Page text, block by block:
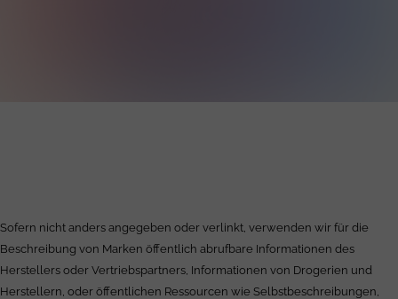
Sofern nicht anders angegeben oder verlinkt, verwenden wir für die
Beschreibung von Marken öffentlich abrufbare Informationen des
Herstellers oder Vertriebspartners, Informationen von Drogerien und
Herstellern, oder öffentlichen Ressourcen wie Selbstbeschreibungen,